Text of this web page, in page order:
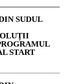
SUDUL
START